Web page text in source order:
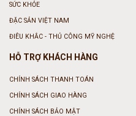
SỨC KHỎE
ĐẶC SẢN VIỆT NAM
ĐIÊU KHẮC - THỦ CÔNG MỸ NGHỆ
HỖ TRỢ KHÁCH HÀNG
CHÍNH SÁCH THANH TOÁN
CHÍNH SÁCH GIAO HÀNG
CHÍNH SÁCH BẢO MẬT